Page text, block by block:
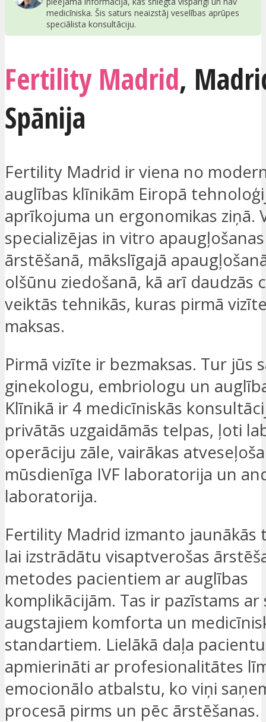
medicīniska. Šis saturs neaizstāj veselības aprūpes
speciālista konsultāciju.
Fertility Madrid,
Spānija
Fertility Madrid ir viena no
auglības klīnikām Eiropā
aprīkojuma un ergonomikas ziņā.
specializējas in vitro apaugļošanas
ārstēšanā, mākslīgajā
olšūnu ziedošanā, kā arī daudzās
veiktās tehnikās, kuras pirmā
maksas.
Pirmā vizīte ir bezmaksas. Tur jūs
ginekologu, embriologu un
Klīnikā ir 4 medicīniskās
privātās uzgaidāmās telpas, ļoti
operāciju zāle, vairākas
mūsdienīga IVF laboratorija un
laboratorija.
Fertility Madrid izmanto jaunākās
lai izstrādātu visaptverošas
metodes pacientiem ar auglības
komplikācijām. Tas ir pazīstams ar
augstajiem komforta un
standartiem. Lielākā daļa
apmierināti ar profesionalitātes
emocionālo atbalstu, ko viņi
procesā pirms un pēc ārstēšanas.